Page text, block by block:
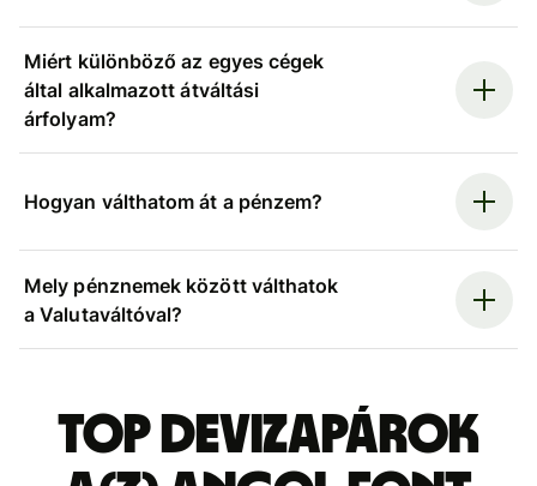
Miért különböző az egyes cégek
által alkalmazott átváltási
árfolyam?
Hogyan válthatom át a pénzem?
Mely pénznemek között válthatok
a Valutaváltóval?
Top devizapárok